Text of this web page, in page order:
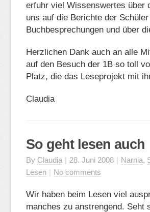
erfuhr viel Wissenswertes über
uns auf die Berichte der
Buchbesprechungen und über
Herzlichen Dank auch an alle
auf den Besuch der 1B so toll
Platz, die das Leseprojekt mit
Claudia
So geht lesen auch
By Claudia | 28. Juni 2008 | Narnia,
Lesen | No comments
Wir haben beim Lesen viel
manches zu anstrengend. Seht